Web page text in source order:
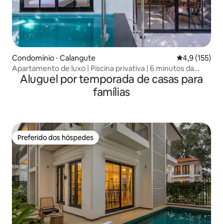
Condomínio ⋅ Calangute 4,9 de uma
4,9 (155)
Apartamento de luxo | Piscina privativa | 6 minutos da
praia
Aluguel por temporada de casas para
famílias
Preferido dos hóspedes
Preferido dos hóspedes